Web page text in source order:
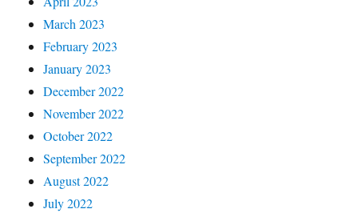
March 2023
February 2023
January 2023
December 2022
November 2022
October 2022
September 2022
August 2022
July 2022